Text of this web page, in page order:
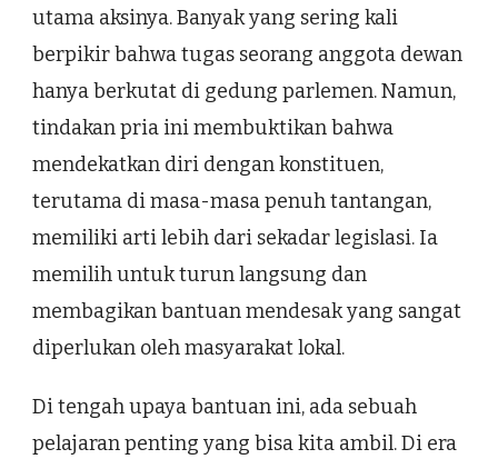
utama aksinya. Banyak yang sering kali
berpikir bahwa tugas seorang anggota dewan
hanya berkutat di gedung parlemen. Namun,
tindakan pria ini membuktikan bahwa
mendekatkan diri dengan konstituen,
terutama di masa-masa penuh tantangan,
memiliki arti lebih dari sekadar legislasi. Ia
memilih untuk turun langsung dan
membagikan bantuan mendesak yang sangat
diperlukan oleh masyarakat lokal.
Di tengah upaya bantuan ini, ada sebuah
pelajaran penting yang bisa kita ambil. Di era